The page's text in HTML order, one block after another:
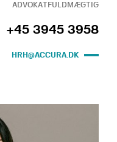
ADVOKATFULDMÆGTIG
+45 3945 3958
HRH@ACCURA.DK